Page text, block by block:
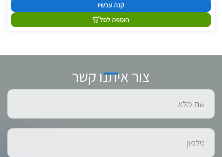
קנה עכשיו
הוספה לסל
צור איתנו קשר